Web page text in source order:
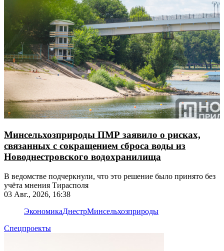
Минсельхозприроды ПМР заявило о рисках,
связанных с сокращением сброса воды из
Новоднестровского водохранилища
В ведомстве подчеркнули, что это решение было принято без
учёта мнения Тирасполя
03 Авг., 2026, 16:38
ЭкономикаДнестрМинсельхозприроды
Спецпроекты